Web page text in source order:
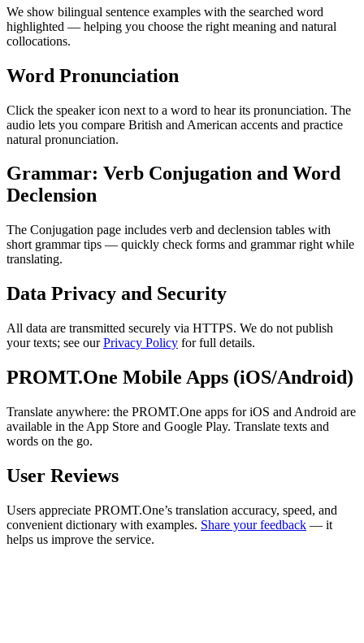
We show bilingual sentence examples with the searched word
highlighted — helping you choose the right meaning and natural
collocations.
Word Pronunciation
Click the speaker icon next to a word to hear its pronunciation. The
audio lets you compare British and American accents and practice
natural pronunciation.
Grammar: Verb Conjugation and Word
Declension
The Conjugation page includes verb and declension tables with
short grammar tips — quickly check forms and grammar right while
translating.
Data Privacy and Security
All data are transmitted securely via HTTPS. We do not publish
your texts; see ourPrivacy Policy for full details.
PROMT.One Mobile Apps (iOS/Android)
Translate anywhere: the PROMT.One apps for iOS and Android are
available in the App Store and Google Play. Translate texts and
words on the go.
User Reviews
Users appreciate PROMT.One’s translation accuracy, speed, and
convenient dictionary with examples. Share your feedback — it
helps us improve the service.